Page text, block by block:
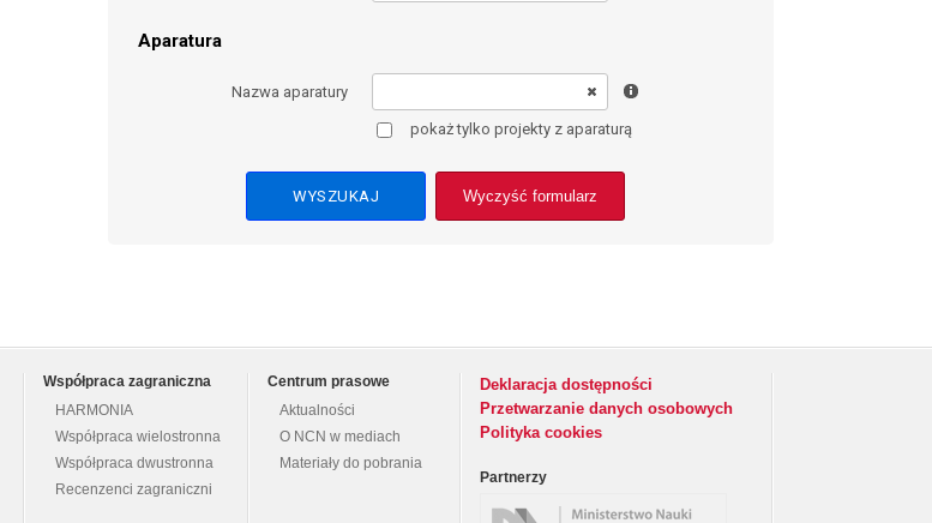
Aparatura
Nazwa aparatury
pokaż tylko projekty z aparaturą
Wyczyść formularz
Współpraca zagraniczna
HARMONIA
Współpraca wielostronna
Współpraca dwustronna
Recenzenci zagraniczni
Centrum prasowe
Aktualności
O NCN w mediach
Materiały do pobrania
Deklaracja dostępności
Przetwarzanie danych osobowych
Polityka cookies
Partnerzy